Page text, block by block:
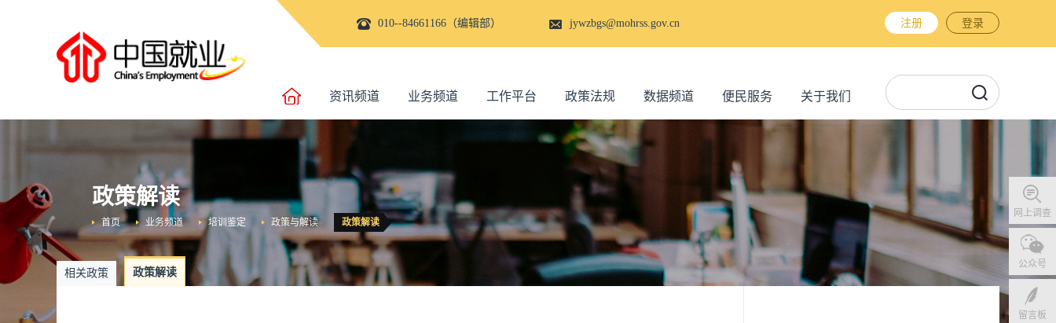
010--84661166（编辑部） jywzbgs@mohrss.gov.cn 注册 登录
资讯频道 业务频道 工作平台 政策法规 数据频道 便民服务 关于我们
网上调查
公众号
留言板
政策解读
政策解读
政策与解读
培训鉴定
业务频道
首页
相关政策 政策解读